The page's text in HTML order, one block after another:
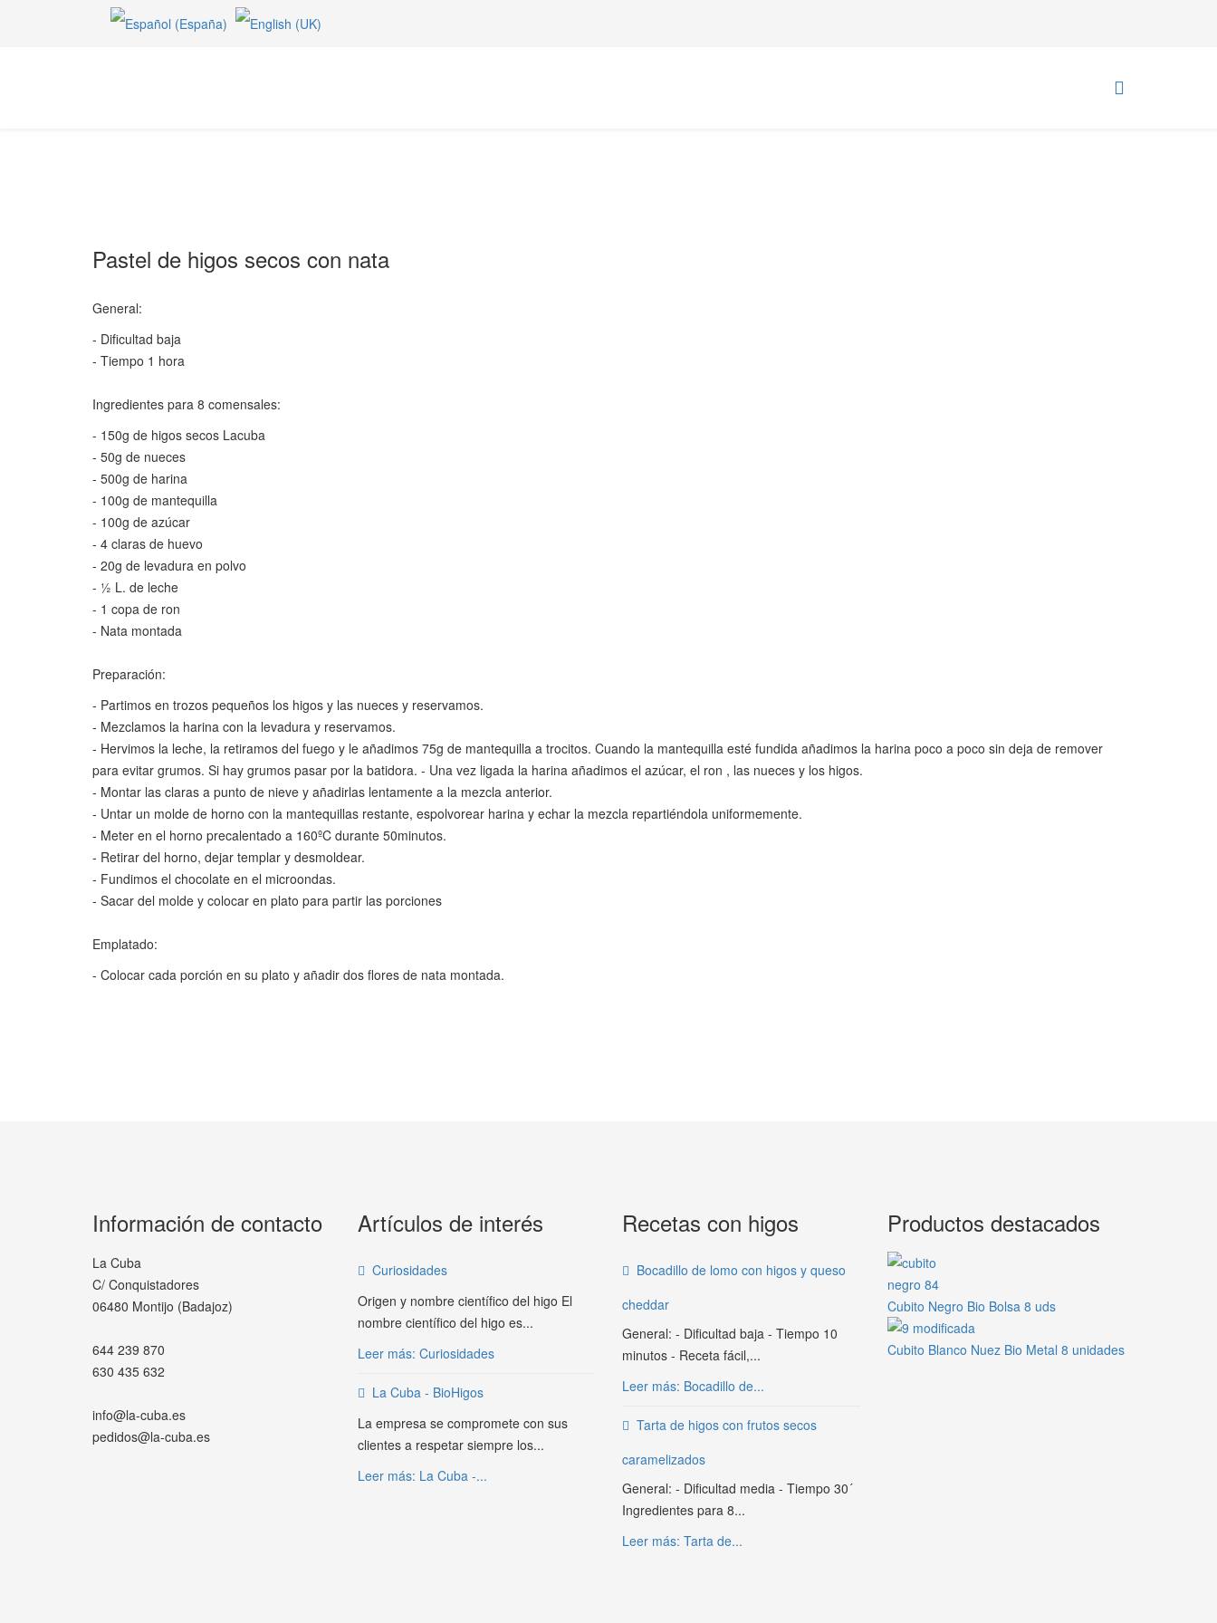
Pastel de higos secos con nata
General:
- Dificultad baja
- Tiempo 1 hora
Ingredientes para 8 comensales:
- 150g de higos secos Lacuba
- 50g de nueces
- 500g de harina
- 100g de mantequilla
- 100g de azúcar
- 4 claras de huevo
- 20g de levadura en polvo
- ½ L. de leche
- 1 copa de ron
- Nata montada
Preparación:
- Partimos en trozos pequeños los higos y las nueces y reservamos.
- Mezclamos la harina con la levadura y reservamos.
- Hervimos la leche, la retiramos del fuego y le añadimos 75g de mantequilla a trocitos. Cuando la mantequilla esté fundida añadimos la harina poco a poco sin deja de remover
para evitar grumos. Si hay grumos pasar por la batidora. - Una vez ligada la harina añadimos el azúcar, el ron , las nueces y los higos.
- Montar las claras a punto de nieve y añadirlas lentamente a la mezcla anterior.
- Untar un molde de horno con la mantequillas restante, espolvorear harina y echar la mezcla repartiéndola uniformemente.
- Meter en el horno precalentado a 160ºC durante 50minutos.
- Retirar del horno, dejar templar y desmoldear.
- Fundimos el chocolate en el microondas.
- Sacar del molde y colocar en plato para partir las porciones
Emplatado:
- Colocar cada porción en su plato y añadir dos flores de nata montada.
Información de contacto
La Cuba
C/ Conquistadores
06480 Montijo (Badajoz)
644 239 870
630 435 632
info@la-cuba.es
pedidos@la-cuba.es
Artículos de interés
Curiosidades
Origen y nombre científico del higo El
nombre científico del higo es...
Leer más: Curiosidades
La Cuba - BioHigos
La empresa se compromete con sus
clientes a respetar siempre los...
Leer más: La Cuba -...
Recetas con higos
Bocadillo de lomo con higos y queso
cheddar
General: - Dificultad baja - Tiempo 10
minutos - Receta fácil,...
Leer más: Bocadillo de...
Tarta de higos con frutos secos
caramelizados
General: - Dificultad media - Tiempo 30´
Ingredientes para 8...
Leer más: Tarta de...
Productos destacados
Cubito Negro Bio Bolsa 8 uds
Cubito Blanco Nuez Bio Metal 8 unidades